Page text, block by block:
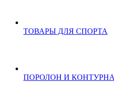
ТОВАРЫ ДЛЯ СПОРТА
ПОРОЛОН И